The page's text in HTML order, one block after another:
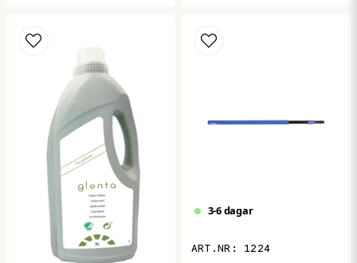
tryckpunkter. Den blå
färgen gör det enkelt att
identifiera och hantera för
snabb första hjälpen.
passar perfekt för
lång hållbarhet.
3-6 dagar
1224